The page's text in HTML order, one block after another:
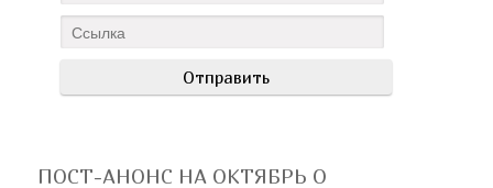
ПОСТ-АНОНС НА ОКТЯБРЬ О